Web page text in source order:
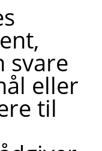
svare
eller
til